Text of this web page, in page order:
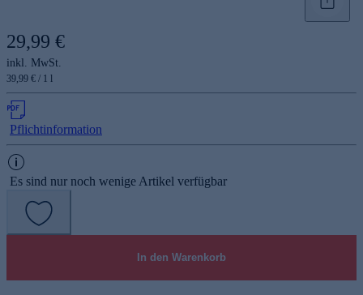
29,99 €
inkl. MwSt.
39,99 € / 1 l
Pflichtinformation
Es sind nur noch wenige Artikel verfügbar
In den Warenkorb